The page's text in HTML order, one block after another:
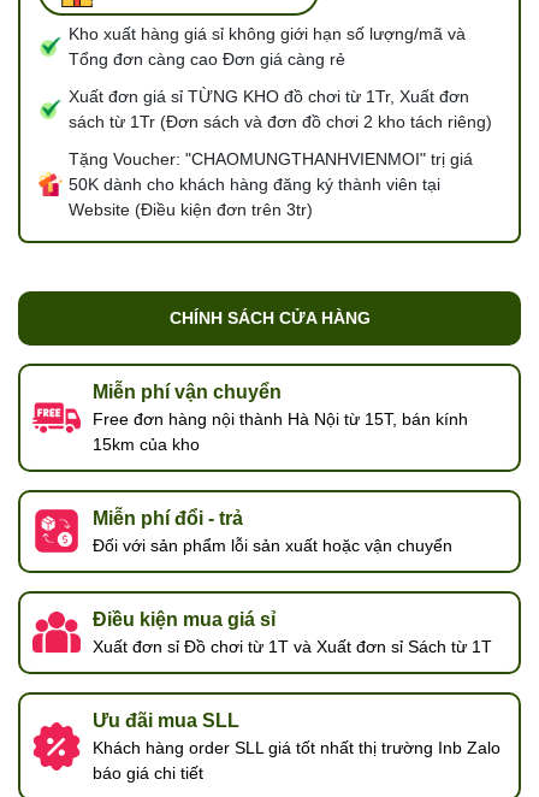
Kho xuất hàng giá sỉ không giới hạn số lượng/mã và
Tổng đơn càng cao Đơn giá càng rẻ
Xuất đơn giá sỉ TỪNG KHO đồ chơi từ 1Tr, Xuất đơn
sách từ 1Tr (Đơn sách và đơn đồ chơi 2 kho tách riêng)
Tặng Voucher: "CHAOMUNGTHANHVIENMOI" trị giá
50K dành cho khách hàng đăng ký thành viên tại
Website (Điều kiện đơn trên 3tr)
CHÍNH SÁCH CỬA HÀNG
Miễn phí vận chuyển
Free đơn hàng nội thành Hà Nội từ 15T, bán kính
15km của kho
Miễn phí đổi - trả
Đối với sản phẩm lỗi sản xuất hoặc vận chuyển
Điều kiện mua giá sỉ
Xuất đơn sỉ Đồ chơi từ 1T và Xuất đơn sỉ Sách từ 1T
Ưu đãi mua SLL
Khách hàng order SLL giá tốt nhất thị trường Inb Zalo
báo giá chi tiết